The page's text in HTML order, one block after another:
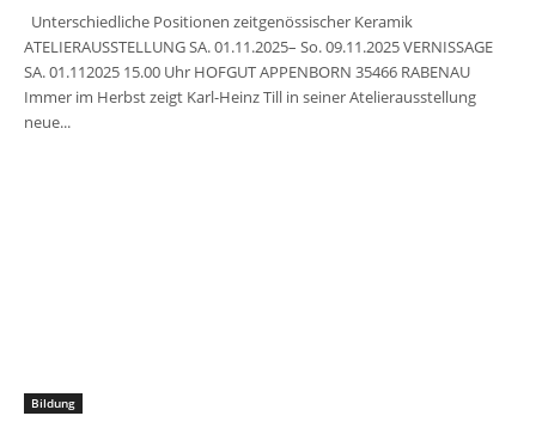
Unterschiedliche Positionen zeitgenössischer Keramik
ATELIERAUSSTELLUNG SA. 01.11.2025– So. 09.11.2025 VERNISSAGE
SA. 01.112025 15.00 Uhr HOFGUT APPENBORN 35466 RABENAU
Immer im Herbst zeigt Karl-Heinz Till in seiner Atelierausstellung
neue...
Bildung